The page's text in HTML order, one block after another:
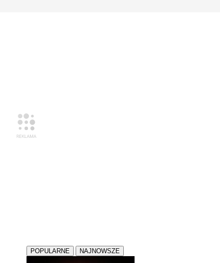
POPULARNE NAJNOWSZE